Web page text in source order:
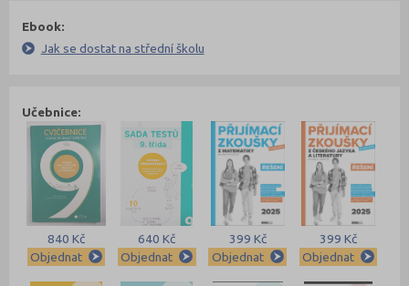
Ebook:
Jak se dostat na střední školu
Učebnice:
840 Kč
Objednat
640 Kč
Objednat
399 Kč
Objednat
399 Kč
Objednat